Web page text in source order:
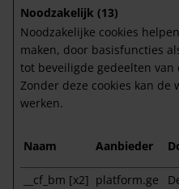
Noodzakelijk (13)
Noodzakelijke cookies
maken, door basisfuncties
tot beveiligde gedeelten
Zonder deze cookies kan
werken.
Naam Aanbieder
__cf_bm [x2] platform.ge